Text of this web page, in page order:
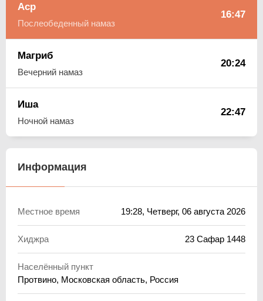
Аср
Послеобеденный намаз
16:47
Магриб
Вечерний намаз
20:24
Иша
Ночной намаз
22:47
Информация
Местное время 19:28, Четверг, 06 августа 2026
Хиджра 23 Сафар 1448
Населённый пункт
Протвино, Московская область, Россия